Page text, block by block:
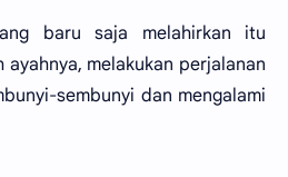
baru saja melahirkan itu
melakukan perjalanan
sembunyi dan mengalami